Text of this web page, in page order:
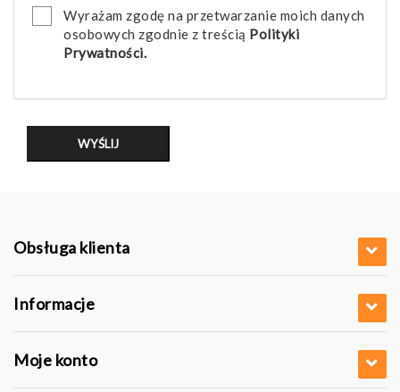
Wyrażam zgodę na przetwarzanie moich danych
osobowych zgodnie z treścią Polityki
Prywatności.
Obsługa klienta
Informacje
Moje konto